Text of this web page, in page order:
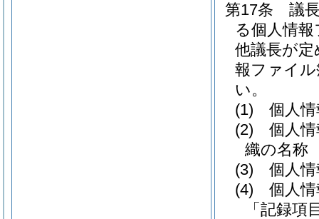
第17条
議
る個人情
他議長が
報ファイ
い。
(1)
個人
(2)
個人
織の名称
(3)
個人
(4)
個人
「記録項